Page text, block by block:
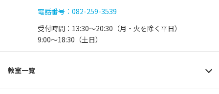
電話番号：082-259-3539
受付時間：13:30〜20:30（月・火を除く平日）
9:00〜18:30（土日）
教室一覧